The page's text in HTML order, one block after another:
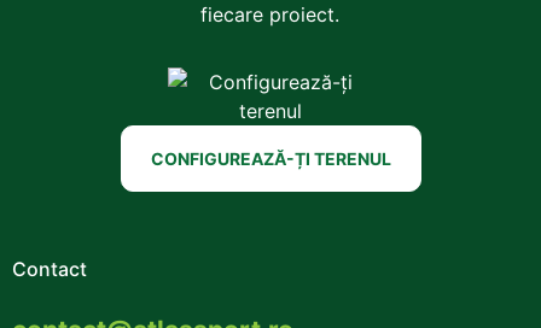
fiecare proiect.
CONFIGUREAZĂ-ȚI TERENUL
Contact